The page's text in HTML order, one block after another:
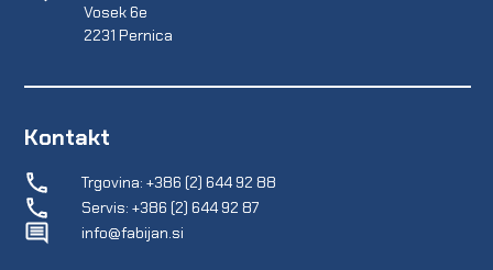
Vosek 6e
2231 Pernica
Kontakt
Trgovina: +386 (2) 644 92 88
Servis: +386 (2) 644 92 87
info@fabijan.si